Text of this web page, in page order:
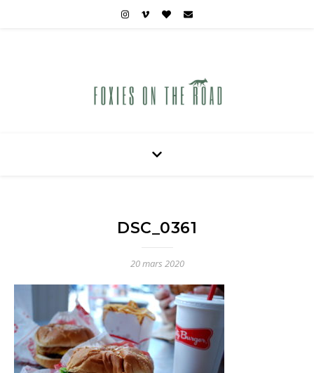
DSC_0361
20 mars 2020